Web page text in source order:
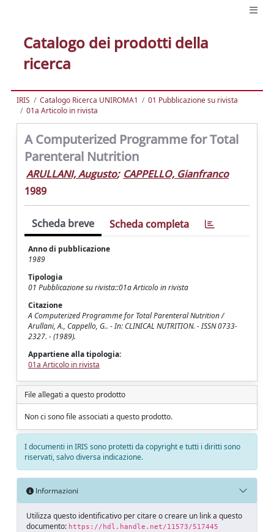
Catalogo dei prodotti della
ricerca
IRIS Catalogo Ricerca UNIROMA1
01 Pubblicazione su rivista
01a Articolo in rivista
A Computerized Programme for Total
Parenteral Nutrition
ARULLANI, Augusto; CAPPELLO, Gianfranco
1989
Scheda breve Scheda completa
Anno di pubblicazione
1989
Tipologia
01 Pubblicazione su rivista::01a Articolo in rivista
Citazione
A Computerized Programme for Total Parenteral Nutrition /
Arullani, A., Cappello, G.. - In: CLINICAL NUTRITION. - ISSN 0733-
2327. - (1989).
Appartiene alla tipologia:
01a Articolo in rivista
File allegati a questo prodotto
Non ci sono file associati a questo prodotto.
I documenti in IRIS sono protetti da copyright e tutti i diritti sono
riservati, salvo diversa indicazione.
Informazioni
Utilizza questo identificativo per citare o creare un link a questo
documento: https://hdl.handle.net/11573/517445